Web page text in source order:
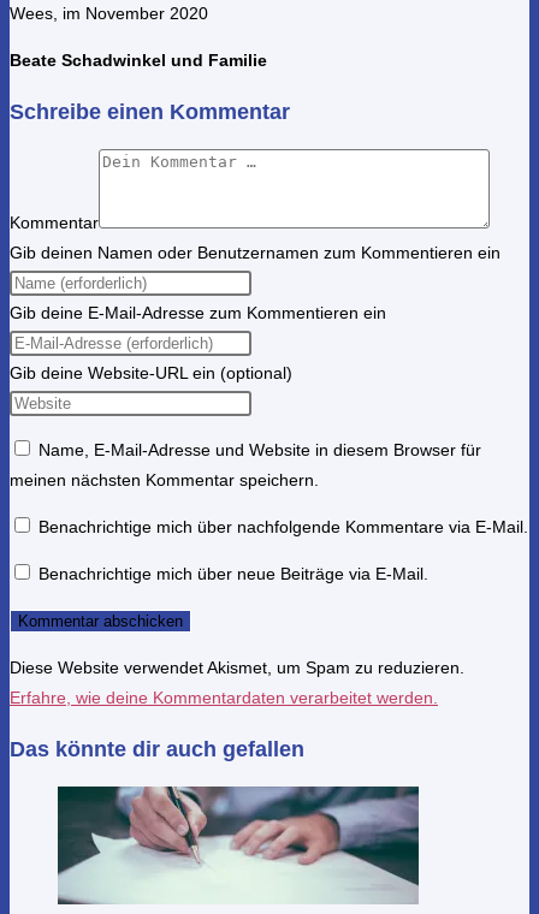
Wees, im November 2020
Beate Schadwinkel und Familie
Schreibe einen Kommentar
Kommentar
Gib deinen Namen oder Benutzernamen zum Kommentieren ein
Gib deine E-Mail-Adresse zum Kommentieren ein
Gib deine Website-URL ein (optional)
Name, E-Mail-Adresse und Website in diesem Browser für
meinen nächsten Kommentar speichern.
Benachrichtige mich über nachfolgende Kommentare via E-Mail.
Benachrichtige mich über neue Beiträge via E-Mail.
Diese Website verwendet Akismet, um Spam zu reduzieren.
Erfahre, wie deine Kommentardaten verarbeitet werden.
Das könnte dir auch gefallen